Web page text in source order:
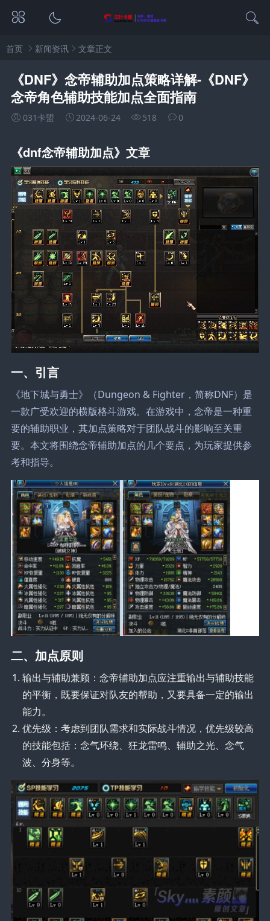
首页 新闻资讯 文章正文
《DNF》念帝辅助加点策略详解-《DNF》
念帝角色辅助技能加点全面指南
031卡盟 2024-06-24 518 0
《dnf念帝辅助加点》文章
一、引言
《地下城与勇士》（Dungeon & Fighter，简称DNF）是
一款广受欢迎的横版格斗游戏。在游戏中，念帝是一种重
要的辅助职业，其加点策略对于团队战斗的影响至关重
要。本文将围绕念帝辅助加点的几个要点，为玩家提供参
考和指导。
二、加点原则
输出与辅助兼顾：念帝辅助加点应注重输出与辅助技能
的平衡，既要保证对队友的帮助，又要具备一定的输出
能力。
优先级：考虑到团队需求和实际战斗情况，优先级较高
的技能包括：念气环绕、狂龙雷鸣、辅助之光、念气
波、分身等。